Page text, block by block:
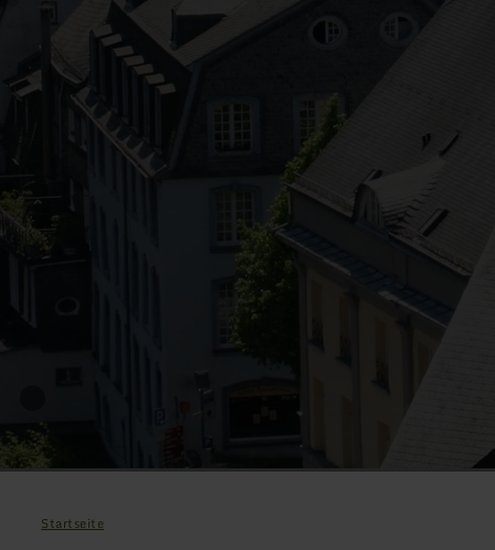
Startseite